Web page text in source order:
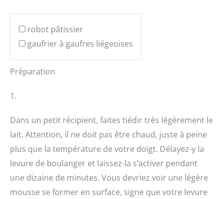
robot pâtissier
gaufrier à gaufres liégeoises
Préparation
1.
Dans un petit récipient, faites tiédir très légèrement le
lait. Attention, il ne doit pas être chaud, juste à peine
plus que la température de votre doigt. Délayez-y la
levure de boulanger et laissez-la s’activer pendant
une dizaine de minutes. Vous devriez voir une légère
mousse se former en surface, signe que votre levure